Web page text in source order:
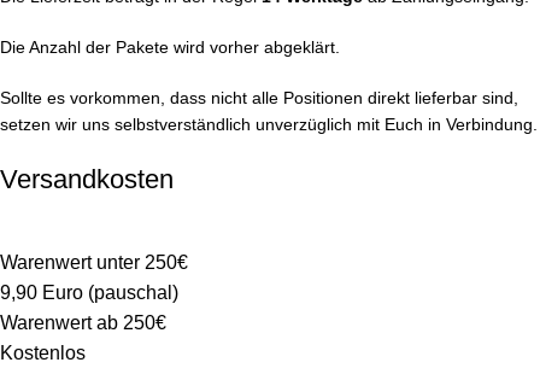
Die Anzahl der Pakete wird vorher abgeklärt.
Sollte es vorkommen, dass nicht alle Positionen direkt lieferbar sind,
setzen wir uns selbstverständlich unverzüglich mit Euch in Verbindung.
Versandkosten
Warenwert unter 250€
9,90 Euro (pauschal)
Warenwert ab 250€
Kostenlos